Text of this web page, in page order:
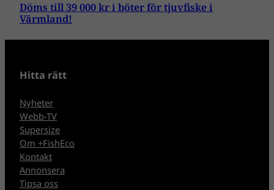
Döms till 39 000 kr i böter för tjuvfiske i
Värmland!
Hitta rätt
Nyheter
Webb-TV
Supersize
Om +FishEco
Kontakt
Annonsera
Tipsa oss